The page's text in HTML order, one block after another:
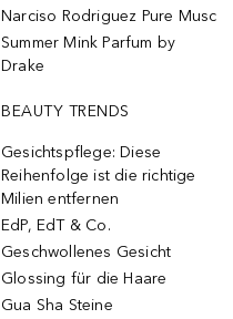
Narciso Rodriguez Pure Musc
Summer Mink Parfum by
Drake
BEAUTY TRENDS
Gesichtspflege: Diese
Reihenfolge ist die richtige
Milien entfernen
EdP, EdT & Co.
Geschwollenes Gesicht
Glossing für die Haare
Gua Sha Steine